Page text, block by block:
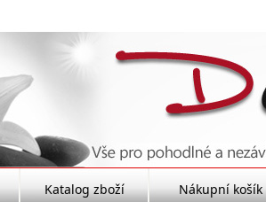
Katalog zboží Nákupní košík